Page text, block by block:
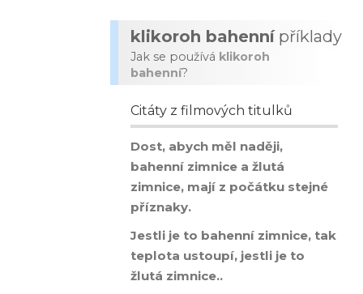
klikoroh bahennípříklady
Jak se používá klikoroh
bahenní?
Citáty z filmových titulků
Dost, abych měl naději,
bahenní zimnice a žlutá
zimnice, mají z počátku stejné
příznaky.
Jestli je to bahenní zimnice, tak
teplota ustoupí, jestli je to
žlutá zimnice..